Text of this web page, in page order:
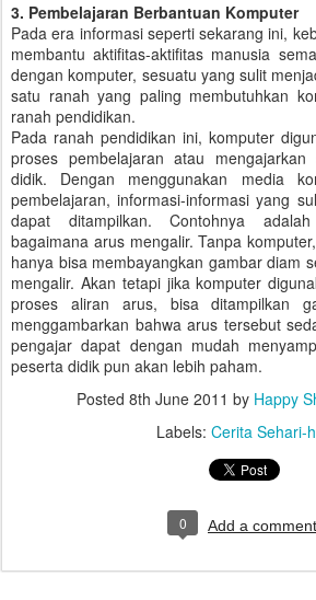
3. Pembelajaran Berbantuan Komputer
Pada era informasi seperti sekarang ini,
membantu aktifitas-aktifitas manusia
dengan komputer, sesuatu yang sulit
satu ranah yang paling membutuhkan
ranah pendidikan.
Pada ranah pendidikan ini, komputer
proses pembelajaran atau
didik. Dengan menggunakan media
pembelajaran, informasi-informasi yang
dapat ditampilkan. Contohnya
bagaimana arus mengalir. Tanpa
hanya bisa membayangkan gambar diam
mengalir. Akan tetapi jika komputer
proses aliran arus, bisa ditampilkan
menggambarkan bahwa arus tersebut
pengajar dapat dengan mudah
peserta didik pun akan lebih paham.
Posted 8th June 2011 by Happy
Labels: Cerita Sehari-
0 Add a comment